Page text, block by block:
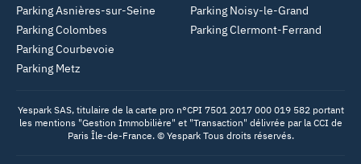
Parking Asnières-sur-Seine
Parking Colombes
Parking Courbevoie
Parking Metz
Parking Noisy-le-Grand
Parking Clermont-Ferrand
Yespark SAS, titulaire de la carte pro n°CPI 7501 2017 000 019 582 portant
les mentions "Gestion Immobilière" et "Transaction" délivrée par la CCI de
Paris Île-de-France. © Yespark Tous droits réservés.